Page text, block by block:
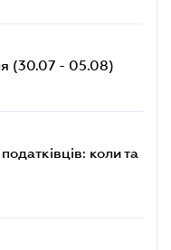
(30.07 - 05.08)
коли та